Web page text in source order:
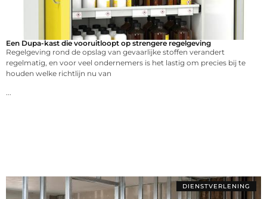
Een Dupa-kast die vooruitloopt op strengere regelgeving
Regelgeving rond de opslag van gevaarlijke stoffen verandert
regelmatig, en voor veel ondernemers is het lastig om precies bij te
houden welke richtlijn nu van
...
DIENSTVERLENING